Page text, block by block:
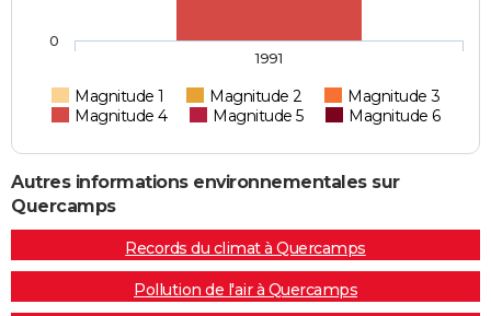
Magnitude 1 Magnitude 2
Magnitude 3
Magnitude 4
Magnitude 5 Magnitude 6
1991
0
Autres informations environnementales sur
Quercamps
Records du climat à Quercamps
Pollution de l'air à Quercamps